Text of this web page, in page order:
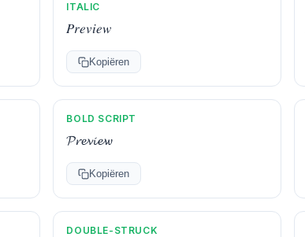
ITALIC
𝑃𝑟𝑒𝑣𝑖𝑒𝑤
Kopiëren
BOLD SCRIPT
𝓟𝓻𝓮𝓿𝓲𝓮𝔀
Kopiëren
DOUBLE-STRUCK